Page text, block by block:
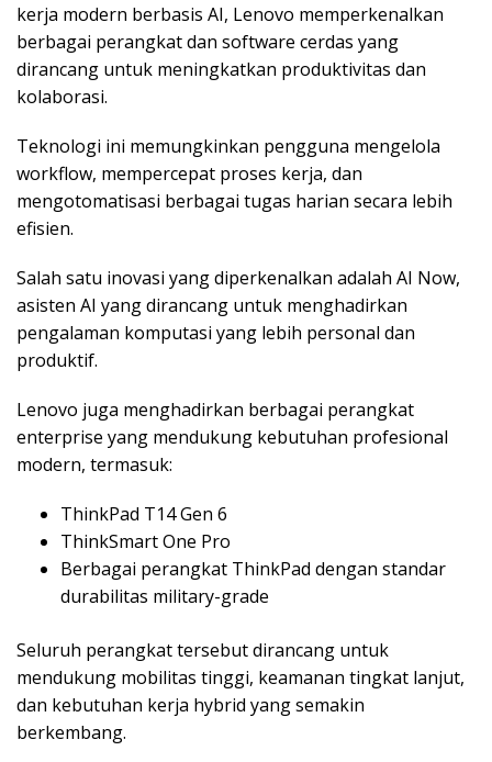
kerja modern berbasis AI, Lenovo memperkenalkan
berbagai perangkat dan software cerdas yang
dirancang untuk meningkatkan produktivitas dan
kolaborasi.
Teknologi ini memungkinkan pengguna mengelola
workflow, mempercepat proses kerja, dan
mengotomatisasi berbagai tugas harian secara lebih
efisien.
Salah satu inovasi yang diperkenalkan adalah AI Now,
asisten AI yang dirancang untuk menghadirkan
pengalaman komputasi yang lebih personal dan
produktif.
Lenovo juga menghadirkan berbagai perangkat
enterprise yang mendukung kebutuhan profesional
modern, termasuk:
ThinkPad T14 Gen 6
ThinkSmart One Pro
Berbagai perangkat ThinkPad dengan standar
durabilitas military-grade
Seluruh perangkat tersebut dirancang untuk
mendukung mobilitas tinggi, keamanan tingkat lanjut,
dan kebutuhan kerja hybrid yang semakin
berkembang.